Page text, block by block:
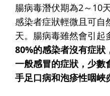
腸病毒潛伏期為2～10
感染者症狀輕微且可自
天。腸病毒雖然會引起
80%的感染者沒有症狀
一般感冒的症狀，少數
手足口病和泡疹性咽峽